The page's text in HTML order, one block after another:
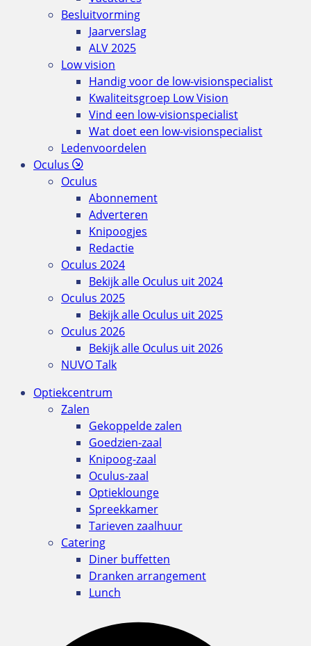
Besluitvorming
Jaarverslag
ALV 2025
Low vision
Handig voor de low-visionspecialist
Kwaliteitsgroep Low Vision
Vind een low-visionspecialist
Wat doet een low-visionspecialist
Ledenvoordelen
Oculus
Oculus
Abonnement
Adverteren
Knipoogjes
Redactie
Oculus 2024
Bekijk alle Oculus uit 2024
Oculus 2025
Bekijk alle Oculus uit 2025
Oculus 2026
Bekijk alle Oculus uit 2026
NUVO Talk
Optiekcentrum
Zalen
Gekoppelde zalen
Goedzien-zaal
Knipoog-zaal
Oculus-zaal
Optieklounge
Spreekkamer
Tarieven zaalhuur
Catering
Diner buffetten
Dranken arrangement
Lunch